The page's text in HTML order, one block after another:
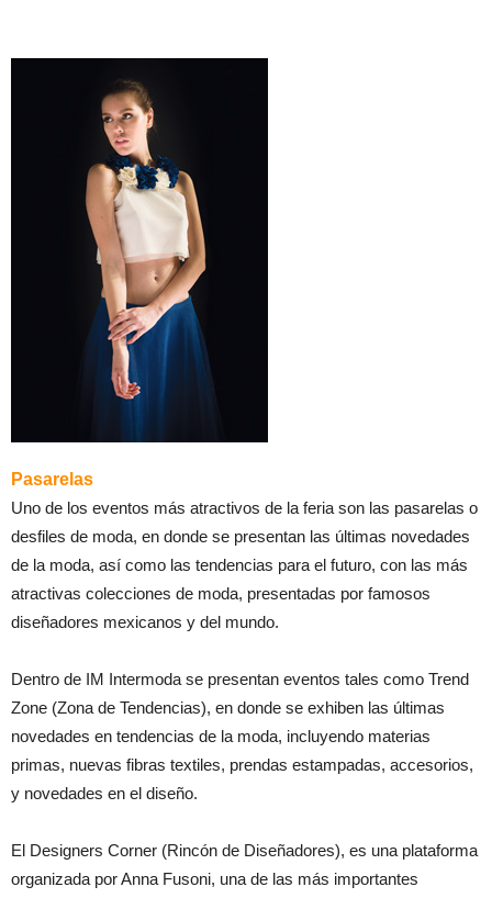
Pasarelas
Uno de los eventos más atractivos de la feria son las pasarelas o
desfiles de moda, en donde se presentan las últimas novedades
de la moda, así como las tendencias para el futuro, con las más
atractivas colecciones de moda, presentadas por famosos
diseñadores mexicanos y del mundo.
Dentro de IM Intermoda se presentan eventos tales como Trend
Zone (Zona de Tendencias), en donde se exhiben las últimas
novedades en tendencias de la moda, incluyendo materias
primas, nuevas fibras textiles, prendas estampadas, accesorios,
y novedades en el diseño.
El Designers Corner (Rincón de Diseñadores), es una plataforma
organizada por Anna Fusoni, una de las más importantes